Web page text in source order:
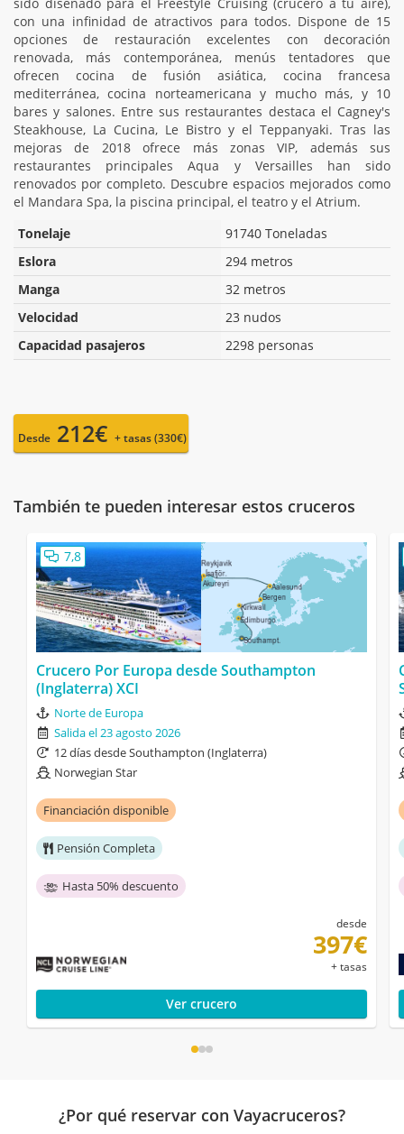
con una infinidad de atractivos para todos. Dispone de 15
opciones de restauración excelentes con decoración
renovada, más contemporánea, menús tentadores que
ofrecen cocina de fusión asiática, cocina francesa
mediterránea, cocina norteamericana y mucho más, y 10
bares y salones. Entre sus restaurantes destaca el Cagney's
Steakhouse, La Cucina, Le Bistro y el Teppanyaki. Tras las
mejoras de 2018 ofrece más zonas VIP, además sus
restaurantes principales Aqua y Versailles han sido
renovados por completo. Descubre espacios mejorados como
el Mandara Spa, la piscina principal, el teatro y el Atrium.
Tonelaje
91740 Toneladas
Eslora
294 metros
Manga
32 metros
Velocidad
23 nudos
Capacidad pasajeros
2298 personas
Desde 212€ + tasas (330€)
También te pueden interesar estos cruceros
7,8
Crucero Por Europa desde Southampton
(Inglaterra) XCI
Norte de Europa
Salida el 23 agosto 2026
12 días desde Southampton (Inglaterra)
Norwegian Star
Financiación disponible
Pensión Completa
Hasta 50% descuento
desde
397€
+ tasas
Ver crucero
¿Por qué reservar con Vayacruceros?